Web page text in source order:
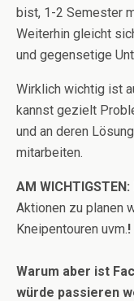
bist, 1-2 Semester
Weiterhin gleicht
und gegensetige
Wirklich wichtig ist
kannst gezielt
und an deren
mitarbeiten.
AM WICHTIGSTEN:
Aktionen zu planen
Kneipentouren uvm.!
Warum aber ist
würde passieren